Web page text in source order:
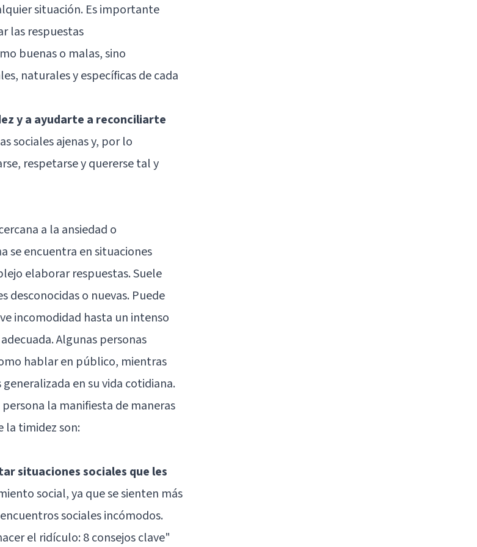
situación. Es importante
las respuestas
buenas o malas, sino
naturales y específicas de cada
y a ayudarte a reconciliarte
sociales ajenas y, por lo
respetarse y quererse tal y
a la ansiedad o
se encuentra en situaciones
elaborar respuestas. Suele
desconocidas o nuevas. Puede
incomodidad hasta un intenso
Algunas personas
hablar en público, mientras
en su vida cotidiana.
la manifiesta de maneras
la timidez son:
situaciones sociales que les
social, ya que se sienten más
sociales incómodos.
el ridículo: 8 consejos clave"